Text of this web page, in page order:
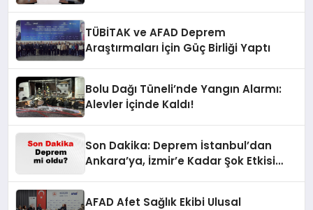
TÜBİTAK ve AFAD Deprem
Araştırmaları İçin Güç Birliği Yaptı
Bolu Dağı Tüneli’nde Yangın Alarmı:
Alevler İçinde Kaldı!
Son Dakika: Deprem İstanbul’dan
Ankara’ya, İzmir’e Kadar Şok Etkisi
AFAD Afet Sağlık Ekibi Ulusal